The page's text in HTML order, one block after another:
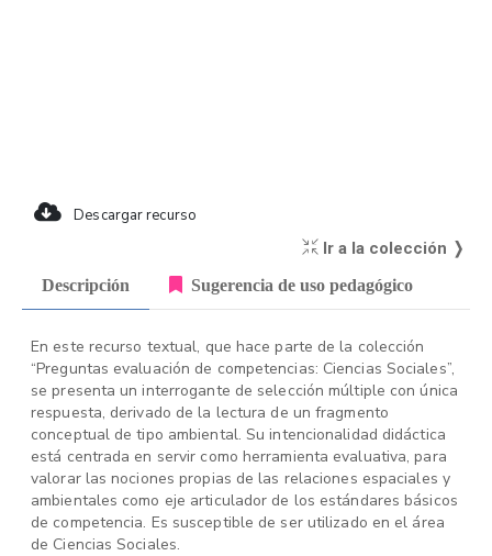
Descargar recurso
Ir a la colección ❭
Descripción Sugerencia de uso pedagógico
En este recurso textual, que hace parte de la colección
“Preguntas evaluación de competencias: Ciencias Sociales”,
se presenta un interrogante de selección múltiple con única
respuesta, derivado de la lectura de un fragmento
conceptual de tipo ambiental. Su intencionalidad didáctica
está centrada en servir como herramienta evaluativa, para
valorar las nociones propias de las relaciones espaciales y
ambientales como eje articulador de los estándares básicos
de competencia. Es susceptible de ser utilizado en el área
de Ciencias Sociales.